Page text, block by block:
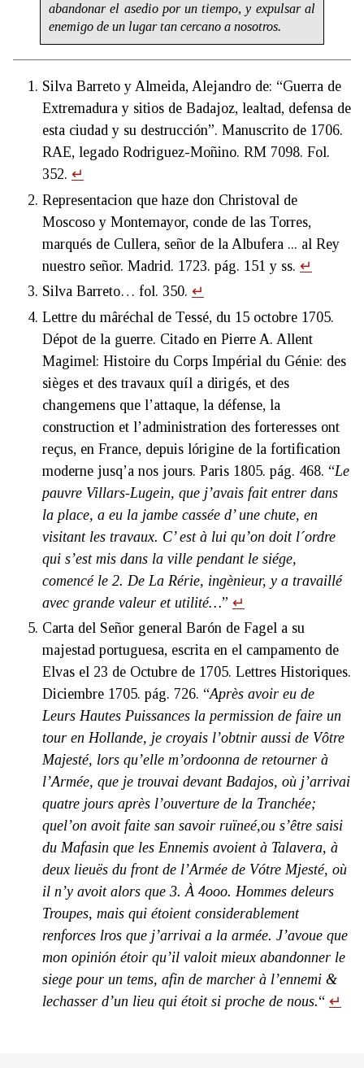
abandonar el asedio por un tiempo, y expulsar al
enemigo de un lugar tan cercano a nosotros.
Silva Barreto y Almeida, Alejandro de: “Guerra de
Extremadura y sitios de Badajoz, lealtad, defensa de
esta ciudad y su destrucción”. Manuscrito de 1706.
RAE, legado Rodriguez-Moñino. RM 7098. Fol.
352. ↵
Representacion que haze don Christoval de
Moscoso y Montemayor, conde de las Torres,
marqués de Cullera, señor de la Albufera ... al Rey
nuestro señor. Madrid. 1723. pág. 151 y ss. ↵
Silva Barreto… fol. 350. ↵
Lettre du mâréchal de Tessé, du 15 octobre 1705.
Dépot de la guerre. Citado en Pierre A. Allent
Magimel: Histoire du Corps Impérial du Génie: des
sièges et des travaux quíl a dirigés, et des
changemens que l’attaque, la défense, la
construction et l’administration des forteresses ont
reçus, en France, depuis lórigine de la fortification
moderne jusq’a nos jours. Paris 1805. pág. 468. “Le
pauvre Villars-Lugein, que j’avais fait entrer dans
la place, a eu la jambe cassée d’ une chute, en
visitant les travaux. C’ est à lui qu’on doit l´ordre
qui s’est mis dans la ville pendant le siége,
comencé le 2. De La Rérie, ingènieur, y a travaillé
avec grande valeur et utilité…” ↵
Carta del Señor general Barón de Fagel a su
majestad portuguesa, escrita en el campamento de
Elvas el 23 de Octubre de 1705. Lettres Historiques.
Diciembre 1705. pág. 726. “Après avoir eu de
Leurs Hautes Puissances la permission de faire un
tour en Hollande, je croyais l’obtnir aussi de Vôtre
Majesté, lors qu’elle m’ordoonna de retourner à
l’Armée, que je trouvai devant Badajos, où j’arrivai
quatre jours après l’ouverture de la Tranchée;
quel’on avoit faite san savoir ruïneé,ou s’être saisi
du Mafasin que les Ennemis avoient à Talavera, à
deux lieuës du front de l’Armée de Vótre Mjesté, où
il n’y avoit alors que 3. À 4ooo. Hommes deleurs
Troupes, mais qui étoient considerablement
renforces lros que j’arrivai a la armée. J’avoue que
mon opinión étoir qu’il valoit mieux abandonner le
siege pour un tems, afin de marcher à l’ennemi &
lechasser d’un lieu qui étoit si proche de nous.“ ↵